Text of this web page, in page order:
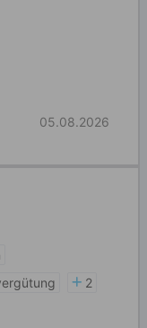
05.08.2026
2